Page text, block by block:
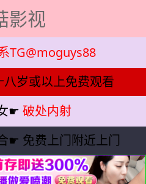
影视
TG@moguys88
八岁或以上免费观看
☛ 破处内射
☛ 免费上门附近上门